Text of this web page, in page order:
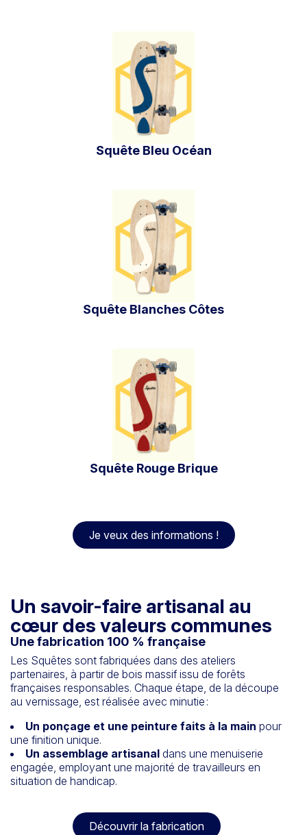
Squête Bleu Océan
Squête Blanches Côtes
Squête Rouge Brique
Je veux des informations !
Un savoir-faire artisanal au
cœur des valeurs communes
Une fabrication 100 % française
Les Squêtes sont fabriquées dans des ateliers
partenaires, à partir de bois massif issu de forêts
françaises responsables. Chaque étape, de la découpe
au vernissage, est réalisée avec minutie :
Un ponçage et une peinture faits à la main pour
une finition unique.
Un assemblage artisanal dans une menuiserie
engagée, employant une majorité de travailleurs en
situation de handicap.
Découvrir la fabrication